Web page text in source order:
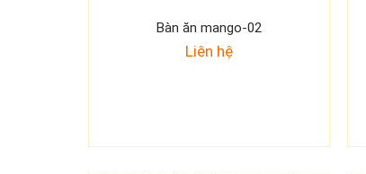
Bàn ăn mango-02
Liên hệ